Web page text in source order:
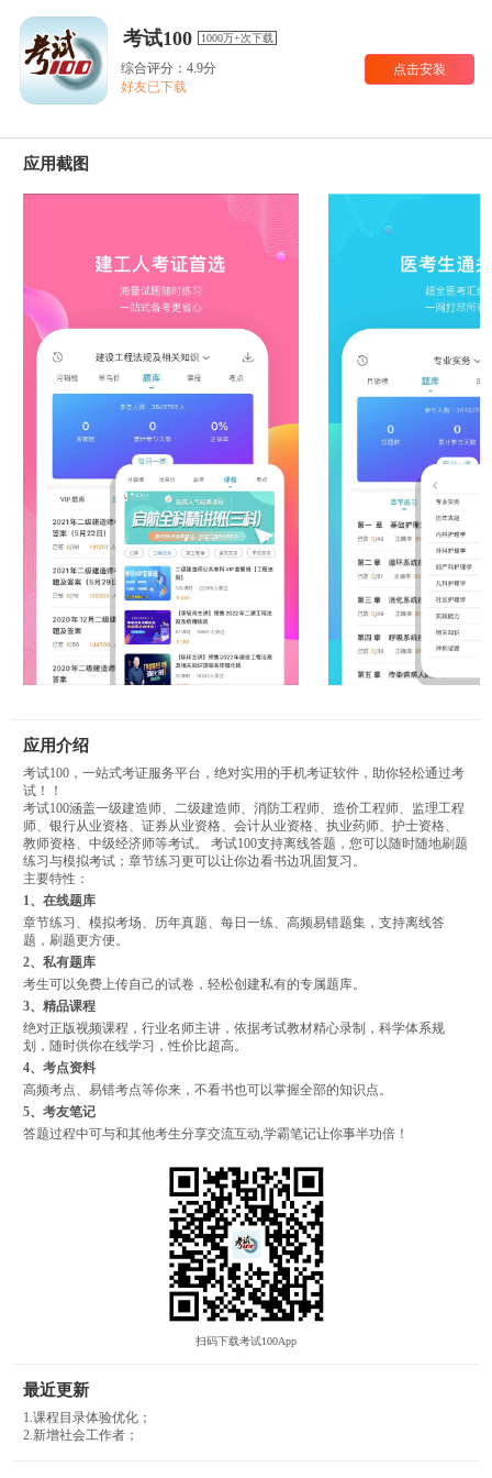
考试100 1000万+次下载
综合评分：4.9分
好友已下载
点击安装
应用截图
应用介绍
考试100，一站式考证服务平台，绝对实用的手机考证软件，助你轻松通过考
试！！
考试100涵盖一级建造师、二级建造师、消防工程师、造价工程师、监理工程
师、银行从业资格、证券从业资格、会计从业资格、执业药师、护士资格、
教师资格、中级经济师等考试。 考试100支持离线答题，您可以随时随地刷题
练习与模拟考试；章节练习更可以让你边看书边巩固复习。
主要特性：
1、在线题库
章节练习、模拟考场、历年真题、每日一练、高频易错题集，支持离线答
题，刷题更方便。
2、私有题库
考生可以免费上传自己的试卷，轻松创建私有的专属题库。
3、精品课程
绝对正版视频课程，行业名师主讲，依据考试教材精心录制，科学体系规
划，随时供你在线学习，性价比超高。
4、考点资料
高频考点、易错考点等你来，不看书也可以掌握全部的知识点。
5、考友笔记
答题过程中可与和其他考生分享交流互动,学霸笔记让你事半功倍！
扫码下载考试100App
最近更新
1.课程目录体验优化；
2.新增社会工作者；